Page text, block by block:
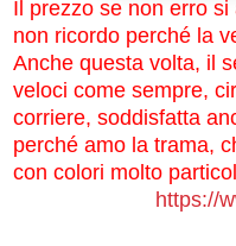
Il prezzo se non erro
non ricordo perché la
Anche questa volta, il
veloci come sempre,
corriere, soddisfatta
perché amo la trama,
con colori molto
https://